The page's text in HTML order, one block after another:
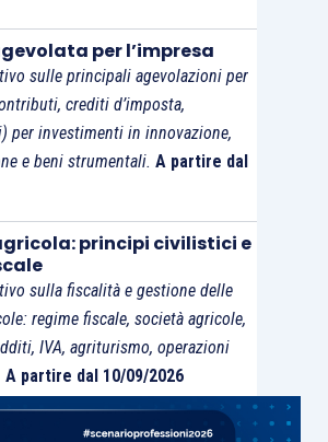
che quotidianamente si
Così come il tessuto
è composto da piccole e
anche la nostra professione vede
di piccoli studi sparsi nel
di super-specializzazioni,
ma se non sappiamo riconoscere
i problemi di quei colleghi che per
rimangono ai margini della
che abbiamo perso, non
realtà, ma anche lospirito di
nostra categoria.
per l’impresa
sulle principali agevolazioni per
crediti d’imposta,
per investimenti in innovazione,
e beni strumentali. A partire dal
principi civilistici e
sulla fiscalità e gestione delle
regime fiscale, società agricole,
IVA, agriturismo, operazioni
A partire dal 10/09/2026